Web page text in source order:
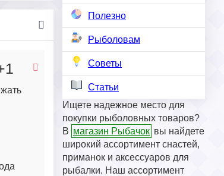
Полезно
Рыболовам
Советы
Статьи
Ищете надежное место для
покупки рыболовных товаров?
В магазин Рыбачок вы найдете
широкий ассортимент снастей,
приманок и аксессуаров для
рыбалки. Наш ассортимент